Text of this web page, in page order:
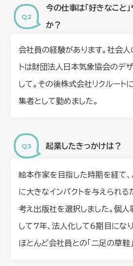
今の仕事は「好きなこと」
か？
会社員の経験があります。社会人
トは財団法人日本気象協会のデ
して。その後株式会社リクルート
集者として勤めました。
起業したきっかけは？
絵本作家を目指した時期を経て
に大きなインパクトを与えられる
考え出版社を選択しました。個人
して7年、法人化して6期目になり
ほとんど会社員との「二足の草鞋